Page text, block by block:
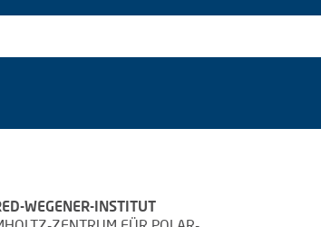
WEGENER-INSTITUT